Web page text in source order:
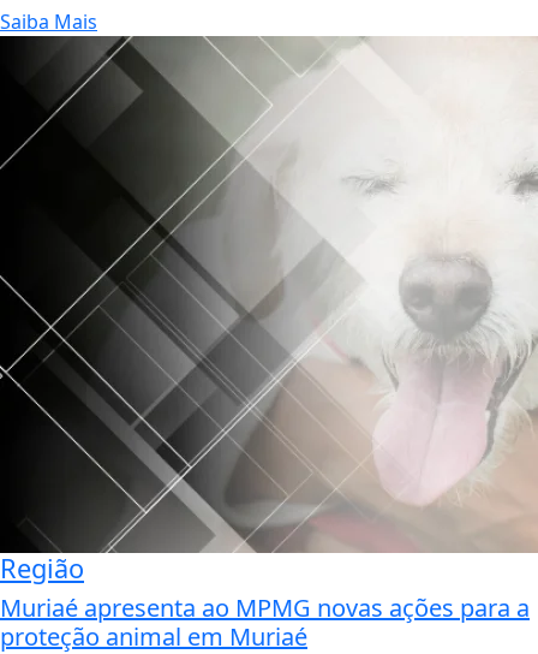
Saiba Mais
Região
Muriaé apresenta ao MPMG novas ações para a
proteção animal em Muriaé